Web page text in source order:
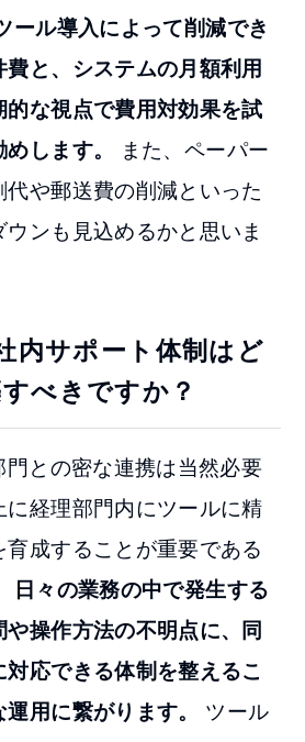
ール導入によって削減でき
と、システムの月額利用
な視点で費用対効果を試
します。
また、ペーパー
代や郵送費の削減といった
ンも見込めるかと思いま
内サポート体制はど
べきですか？
との密な連携は当然必要
に経理部門内にツールに精
成することが重要である
日々の業務の中で発生する
操作方法の不明点に、同
対応できる体制を整えるこ
用に繋がります。
ツール